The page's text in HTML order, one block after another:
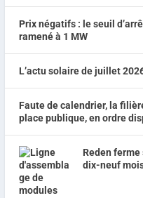
Prix négatifs : le seuil
ramené à 1 MW
L’actu solaire de juillet
Faute de calendrier, la
place publique, en ordre
Reden
dix-neuf